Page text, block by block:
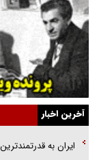
انگشت‌های پا شناسایی
نسلی که آنلاین الگو
گفت‌وگو با آیت‌الله
ارتقا می‌داد
راننده مست به قانون
همه آقای دوربینی
آخرین اخبار
ایران به